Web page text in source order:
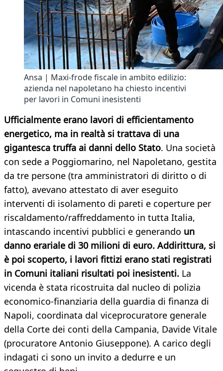
Ansa | Maxi-frode fiscale in ambito edilizio:
azienda nel napoletano ha chiesto incentivi
per lavori in Comuni inesistenti
Ufficialmente erano lavori di efficientamento
energetico, ma in realtà si trattava di una
gigantesca truffa ai danni dello Stato. Una società
con sede a Poggiomarino, nel Napoletano, gestita
da tre persone (tra amministratori di diritto o di
fatto), avevano attestato di aver eseguito
interventi di isolamento di pareti e coperture per
riscaldamento/raffreddamento in tutta Italia,
intascando incentivi pubblici e generando un
danno erariale di 30 milioni di euro. Addirittura, si
è poi scoperto, i lavori fittizi erano stati registrati
in Comuni italiani risultati poi inesistenti. La
vicenda è stata ricostruita dal nucleo di polizia
economico-finanziaria della guardia di finanza di
Napoli, coordinata dal viceprocuratore generale
della Corte dei conti della Campania, Davide Vitale
(procuratore Antonio Giuseppone). A carico degli
indagati ci sono un invito a dedurre e un